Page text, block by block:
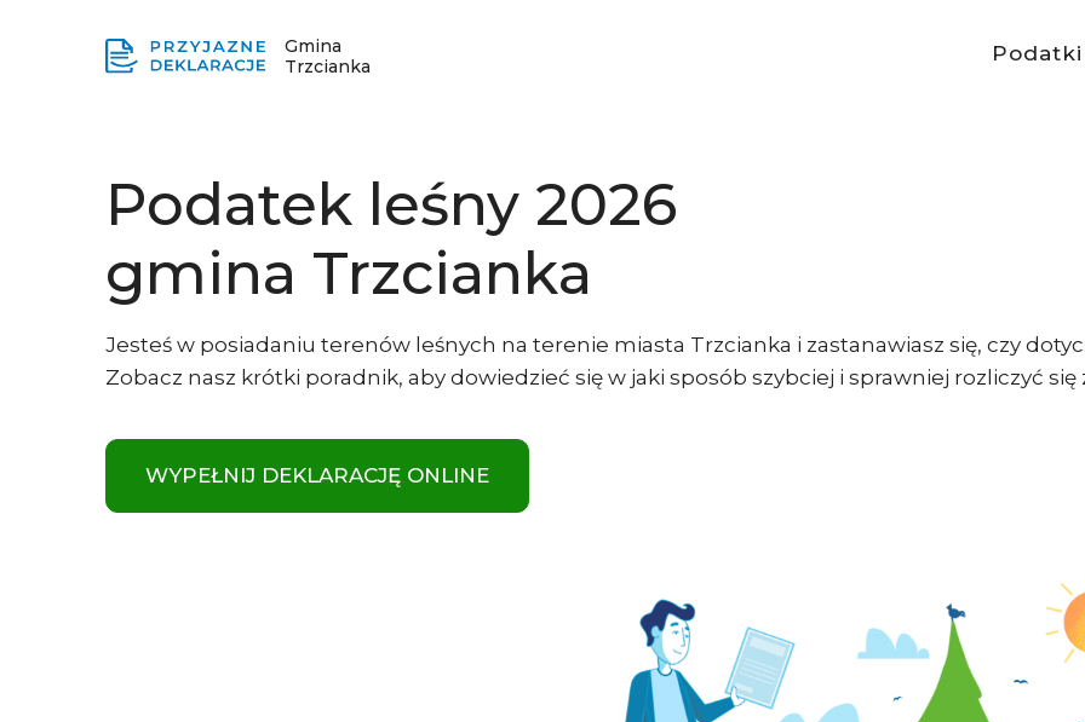
Gmina
Trzcianka
Podatki
Podatek leśny 2026
gmina Trzcianka
Jesteś w posiadaniu terenów leśnych na terenie miasta Trzcianka i zastanawiasz się, czy
Zobacz nasz krótki poradnik, aby dowiedzieć się w jaki sposób szybciej i sprawniej rozliczyć się
WYPEŁNIJ DEKLARACJĘ ONLINE